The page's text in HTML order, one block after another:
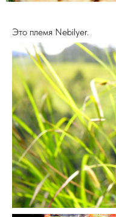
Это племя Nebilyer.